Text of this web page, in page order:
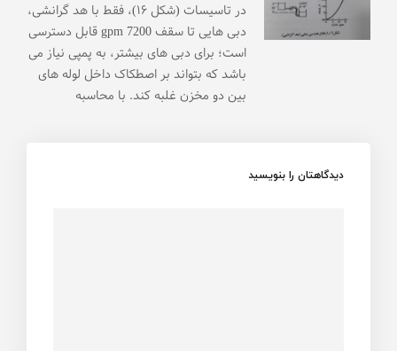
در تاسیسات (شکل ۱۶)، فقط با هد گرانشی،
دبی هایی تا سقف gpm 7200 قابل دسترسی
است؛ برای دبی های بیشتر، به پمپی نیاز می
باشد که بتواند بر اصطکاک داخل لوله های
بین دو مخزن غلبه کند. با محاسبه
دیدگاهتان را بنویسید